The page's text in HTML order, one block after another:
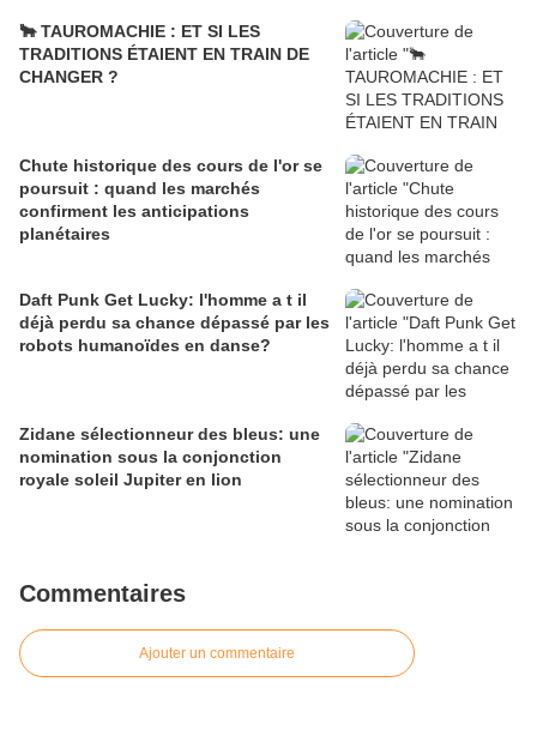
🐂 TAUROMACHIE : ET SI LES
TRADITIONS ÉTAIENT EN TRAIN DE
CHANGER ?
Chute historique des cours de l'or se
poursuit : quand les marchés
confirment les anticipations
planétaires
Daft Punk Get Lucky: l'homme a t il
déjà perdu sa chance dépassé par les
robots humanoïdes en danse?
Zidane sélectionneur des bleus: une
nomination sous la conjonction
royale soleil Jupiter en lion
Commentaires
Ajouter un commentaire